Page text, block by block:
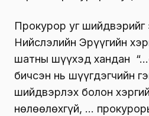
Прокурор уг
Нийслэлийн Эрүүгийн
шатны шүүхэд хандан
бичсэн нь шүүгдэгчийн
шийдвэрлэх болон
нөлөөлөхгүй, …